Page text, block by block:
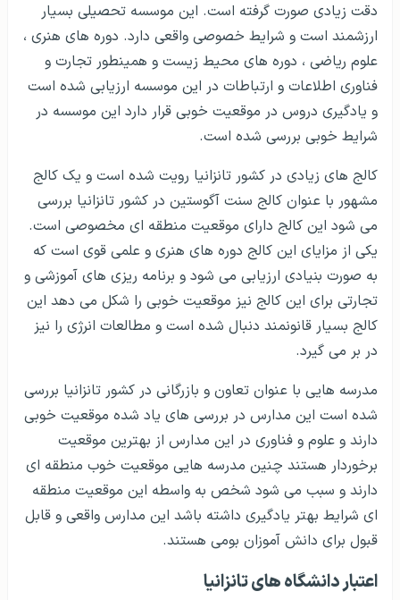
دقت زیادی صورت گرفته است. این موسسه تحصیلی بسیار
ارزشمند است و شرایط خصوصی واقعی دارد. دوره های هنری ،
علوم ریاضی ، دوره های محیط زیست و همینطور تجارت و
فناوری اطلاعات و ارتباطات در این موسسه ارزیابی شده است
و یادگیری دروس در موقعیت خوبی قرار دارد این موسسه در
شرایط خوبی بررسی شده است.
کالج های زیادی در کشور تانزانیا رویت شده است و یک کالج
مشهور با عنوان کالج سنت آگوستین در کشور تانزانیا بررسی
می شود این کالج دارای موقعیت منطقه ای مخصوصی است.
یکی از مزایای این کالج دوره های هنری و علمی قوی است که
به صورت بنیادی ارزیابی می شود و برنامه ریزی های آموزشی و
تجارتی برای این کالج نیز موقعیت خوبی را شکل می دهد این
کالج بسیار قانونمند دنبال شده است و مطالعات انرژی را نیز
در بر می گیرد.
مدرسه هایی با عنوان تعاون و بازرگانی در کشور تانزانیا بررسی
شده است این مدارس در بررسی های یاد شده موقعیت خوبی
دارند و علوم و فناوری در این مدارس از بهترین موقعیت
برخوردار هستند چنین مدرسه هایی موقعیت خوب منطقه ای
دارند و سبب می شود شخص به واسطه این موقعیت منطقه
ای شرایط بهتر یادگیری داشته باشد این مدارس واقعی و قابل
قبول برای دانش آموزان بومی هستند.
اعتبار دانشگاه های تانزانیا